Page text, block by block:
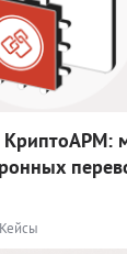
КриптоАРМ:
Кейсы